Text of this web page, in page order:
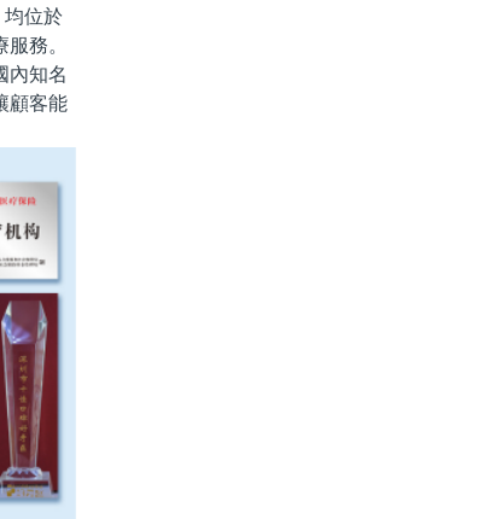
均位於
務。
內知名
顧客能